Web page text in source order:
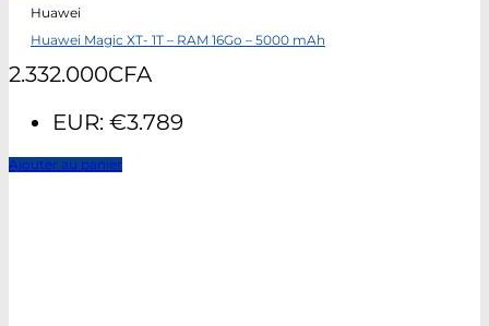
Huawei
Huawei Magic XT- 1T – RAM 16Go – 5000 mAh
2.332.000CFA
EUR: €3.789
Ajouter au panier